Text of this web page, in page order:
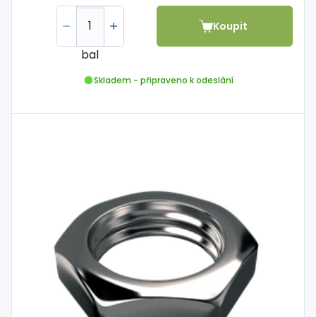
bal
Koupit
Skladem - připraveno k odeslání